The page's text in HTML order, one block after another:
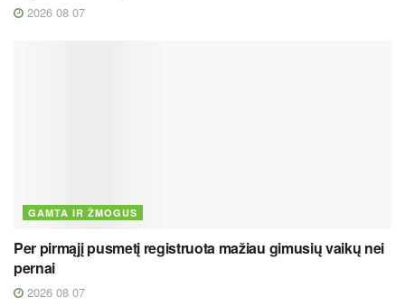
2026 08 07
GAMTA IR ŽMOGUS
Per pirmąjį pusmetį registruota mažiau gimusių vaikų nei
pernai
2026 08 07